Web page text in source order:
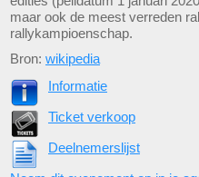
maar ook de meest verreden
rallykampioenschap.
Bron: wikipedia
Informatie
Ticket verkoop
Deelnemerslijst